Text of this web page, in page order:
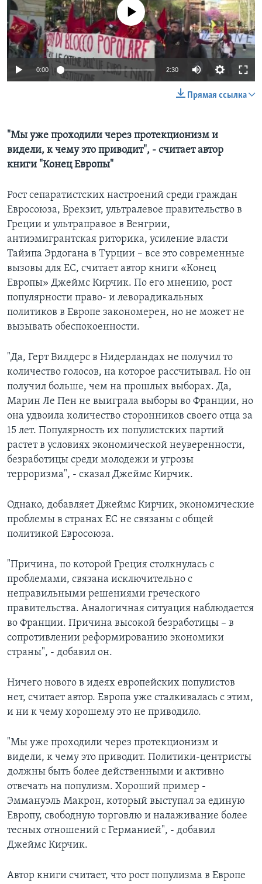
Learning English
СОЦИАЛЬНЫЕ СЕТИ
No media source currently available
0:00 2:30
Прямая ссылка
"Мы уже проходили через протекционизм и
видели, к чему это приводит", - считает автор
книги "Конец Европы"
Рост сепаратистских настроений среди граждан
Евросоюза, Брекзит, ультралевое правительство в
Греции и ультраправое в Венгрии,
антиэмигрантская риторика, усиление власти
Тайипа Эрдогана в Турции – все это современные
вызовы для ЕС, считает автор книги «Конец
Европы» Джеймс Кирчик. По его мнению, рост
популярности право- и леворадикальных
политиков в Европе закономерен, но не может не
вызывать обеспокоенности.
"Да, Герт Вилдерс в Нидерландах не получил то
количество голосов, на которое рассчитывал. Но он
получил больше, чем на прошлых выборах. Да,
Марин Ле Пен не выиграла выборы во Франции, но
она удвоила количество сторонников своего отца за
15 лет. Популярность их популистских партий
растет в условиях экономической неуверенности,
безработицы среди молодежи и угрозы
терроризма", - сказал Джеймс Кирчик.
Однако, добавляет Джеймс Кирчик, экономические
проблемы в странах ЕС не связаны с общей
политикой Евросоюза.
"Причина, по которой Греция столкнулась с
проблемами, связана исключительно с
неправильными решениями греческого
правительства. Аналогичная ситуация наблюдается
во Франции. Причина высокой безработицы – в
сопротивлении реформированию экономики
страны", - добавил он.
Ничего нового в идеях европейских популистов
нет, считает автор. Европа уже сталкивалась с этим,
и ни к чему хорошему это не приводило.
"Мы уже проходили через протекционизм и
видели, к чему это приводит. Политики-центристы
должны быть более действенными и активно
отвечать на популизм. Хороший пример -
Эммануэль Макрон, который выступал за единую
Европу, свободную торговлю и налаживание более
тесных отношений с Германией", - добавил
Джеймс Кирчик.
Автор книги считает, что рост популизма в Европе